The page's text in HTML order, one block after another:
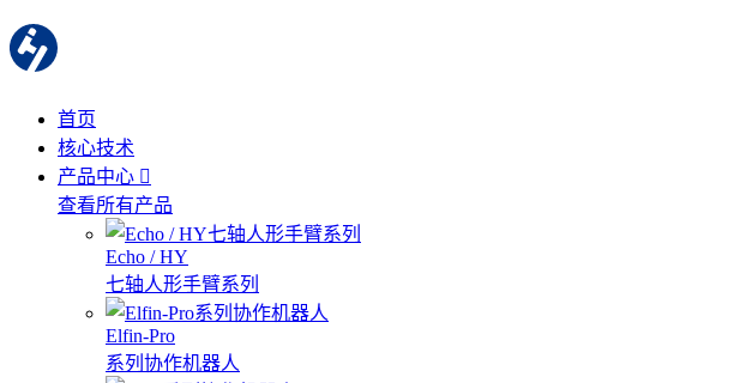
首页
核心技术
产品中心
查看所有产品
Echo / HY
七轴人形手臂系列
Elfin-Pro
系列协作机器人